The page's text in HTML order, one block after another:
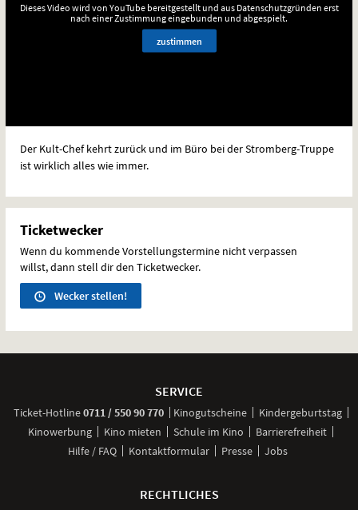
Dieses Video wird von YouTube bereitgestellt und aus Datenschutzgründen erst
nach einer Zustimmung eingebunden und abgespielt.
zustimmen
Der Kult-Chef kehrt zurück und im Büro bei der Stromberg-Truppe
ist wirklich alles wie immer.
Ticketwecker
Wenn du kommende Vorstellungstermine nicht verpassen
willst, dann stell dir den Ticketwecker.
Wecker stellen!
SERVICE
Ticket-Hotline0711 / 550 90 770anrufen
Kinogutscheine
Kindergeburtstag
Kinowerbung
Kino mieten Schule im Kino
Barrierefreiheit
Hilfe / FAQ
Kontaktformular Presse Jobs
RECHTLICHES